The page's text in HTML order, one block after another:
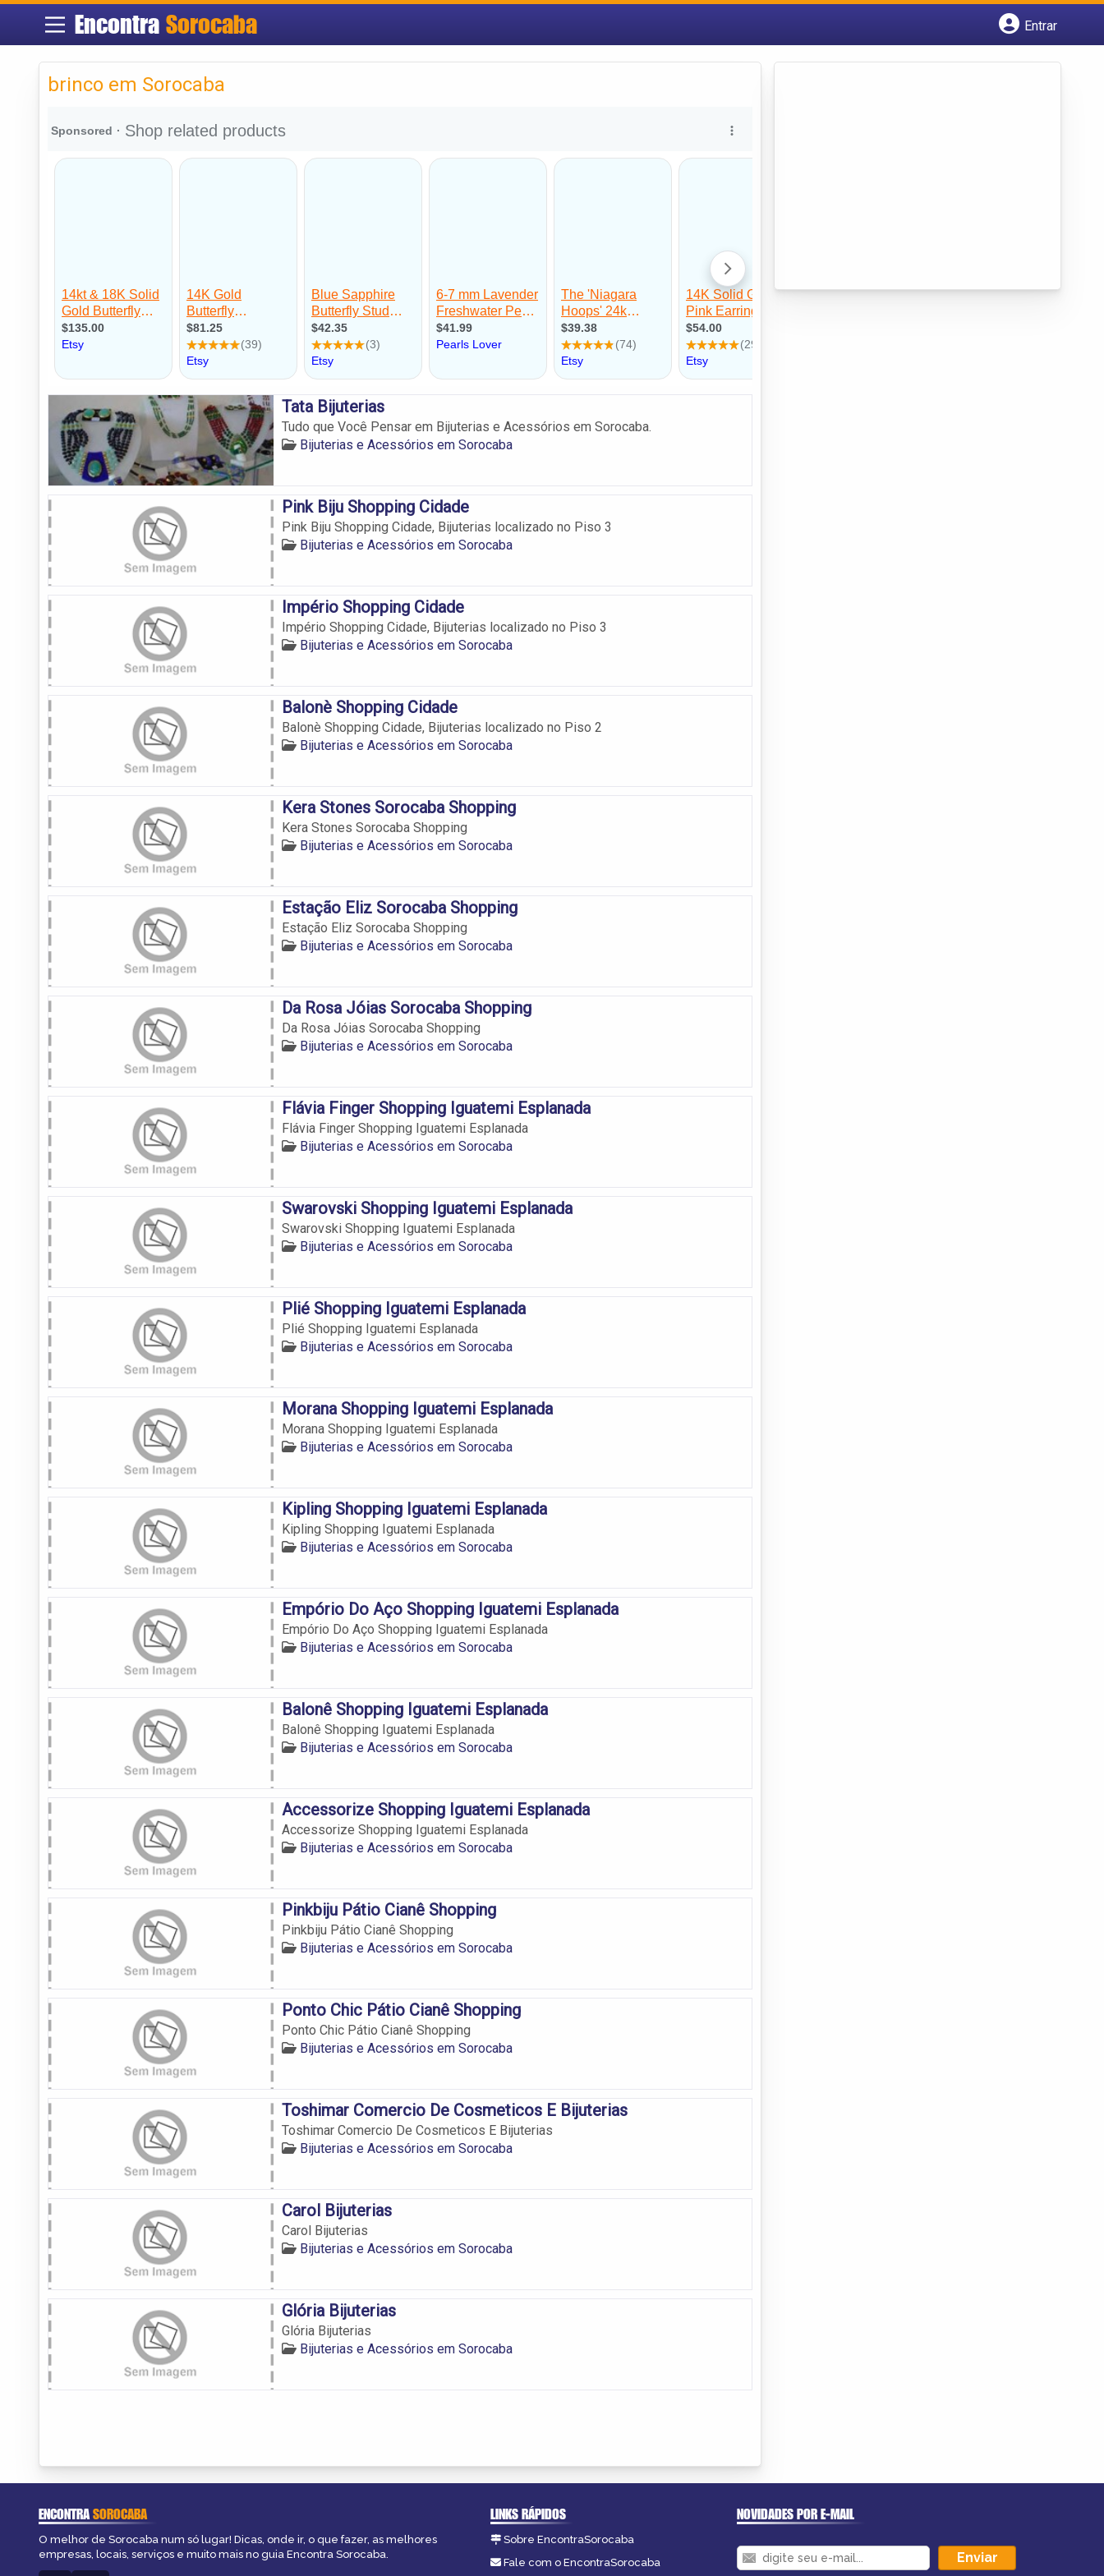
Encontra Sorocaba
Entrar
brinco em Sorocaba
Tata Bijuterias
Tudo que Você Pensar em Bijuterias e Acessórios em Sorocaba.
Bijuterias e Acessórios em Sorocaba
Pink Biju Shopping Cidade
Pink Biju Shopping Cidade, Bijuterias localizado no Piso 3
Bijuterias e Acessórios em Sorocaba
Império Shopping Cidade
Império Shopping Cidade, Bijuterias localizado no Piso 3
Bijuterias e Acessórios em Sorocaba
Balonè Shopping Cidade
Balonè Shopping Cidade, Bijuterias localizado no Piso 2
Bijuterias e Acessórios em Sorocaba
Kera Stones Sorocaba Shopping
Kera Stones Sorocaba Shopping
Bijuterias e Acessórios em Sorocaba
Estação Eliz Sorocaba Shopping
Estação Eliz Sorocaba Shopping
Bijuterias e Acessórios em Sorocaba
Da Rosa Jóias Sorocaba Shopping
Da Rosa Jóias Sorocaba Shopping
Bijuterias e Acessórios em Sorocaba
Flávia Finger Shopping Iguatemi Esplanada
Flávia Finger Shopping Iguatemi Esplanada
Bijuterias e Acessórios em Sorocaba
Swarovski Shopping Iguatemi Esplanada
Swarovski Shopping Iguatemi Esplanada
Bijuterias e Acessórios em Sorocaba
Plié Shopping Iguatemi Esplanada
Plié Shopping Iguatemi Esplanada
Bijuterias e Acessórios em Sorocaba
Morana Shopping Iguatemi Esplanada
Morana Shopping Iguatemi Esplanada
Bijuterias e Acessórios em Sorocaba
Kipling Shopping Iguatemi Esplanada
Kipling Shopping Iguatemi Esplanada
Bijuterias e Acessórios em Sorocaba
Empório Do Aço Shopping Iguatemi Esplanada
Empório Do Aço Shopping Iguatemi Esplanada
Bijuterias e Acessórios em Sorocaba
Balonê Shopping Iguatemi Esplanada
Balonê Shopping Iguatemi Esplanada
Bijuterias e Acessórios em Sorocaba
Accessorize Shopping Iguatemi Esplanada
Accessorize Shopping Iguatemi Esplanada
Bijuterias e Acessórios em Sorocaba
Pinkbiju Pátio Cianê Shopping
Pinkbiju Pátio Cianê Shopping
Bijuterias e Acessórios em Sorocaba
Ponto Chic Pátio Cianê Shopping
Ponto Chic Pátio Cianê Shopping
Bijuterias e Acessórios em Sorocaba
Toshimar Comercio De Cosmeticos E Bijuterias
Toshimar Comercio De Cosmeticos E Bijuterias
Bijuterias e Acessórios em Sorocaba
Carol Bijuterias
Carol Bijuterias
Bijuterias e Acessórios em Sorocaba
Glória Bijuterias
Glória Bijuterias
Bijuterias e Acessórios em Sorocaba
ENCONTRASOROCABA
O melhor de Sorocaba num só lugar! Dicas, onde ir, o que fazer, as melhores
empresas, locais, serviços e muito mais no guia Encontra Sorocaba.
LINKS RÁPIDOS
Sobre EncontraSorocaba
Fale com o EncontraSorocaba
NOVIDADES POR E-MAIL